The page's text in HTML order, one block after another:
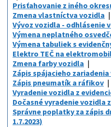
Prisťahovanie z iného
Zmena vlastníctva vozidla
Vývoz vozidla - odhlásenie
Výmena neplatného
Výmena tabuliek s
Elektro TEČ na
Zmena farby vozidla
Zápis spájacieho
Zápis pneumatík a ráfikov
Vyradenie vozidla z
Dočasné vyradenie vozidla
Správne poplatky za zápis
1.7.2023)